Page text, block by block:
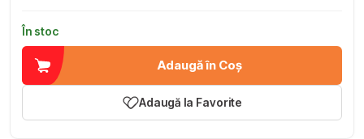
În stoc
Adaugă în Coș
Adaugă la Favorite